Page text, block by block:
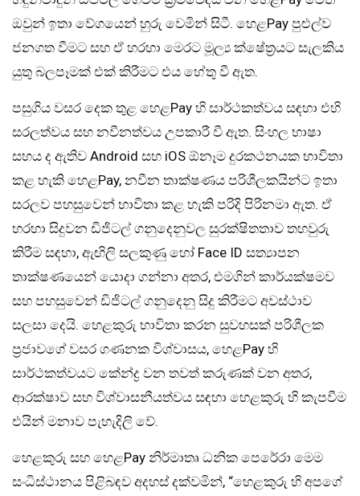
ඔවුන් ඉතා වේගයෙන් හුරු වෙමින් සිටී. හෙළPay පුළුල්ව
ජනගත වීමට සහ ඒ හරහා මෙරට මූල්‍ය ක්ෂේත්‍රයට සැලකිය
යුතු බලපෑමක් එක් කිරීමට එය හේතු වී ඇත.
පසුගිය වසර දෙක තුළ හෙළPay හි සාර්ථකත්වය සඳහා එහි
සරලත්වය සහ නවීනත්වය උපකාරී වී ඇත. සිංහල භාෂා
සහය ද ඇතිව Android සහ iOS ඕනෑම දුරකථනයක භාවිතා
කළ හැකි හෙළPay, නවීන තාක්ෂණය පරිශීලකයින්ට ඉතා
සරලව පහසුවෙන් භාවිතා කළ හැකි පරිදි පිරිනමා ඇත. ඒ
හරහා සිදුවන ඩිජිටල් ගනුදෙනුවල සුරක්ෂිතතාව තහවුරු
කිරීම සඳහා, ඇඟිලි සලකුණු හෝ Face ID සත්‍යාපන
තාක්ෂණයෙන් යොදා ගන්නා අතර, එමගින් කාර්යක්ෂමව
සහ පහසුවෙන් ඩිජිටල් ගනුදෙනු සිදු කිරීමට අවස්ථාව
සලසා දෙයි. හෙළකුරු භාවිතා කරන සුවහසක් පරිශීලක
ප්‍රජාවගේ වසර ගණනක විශ්වාසය, හෙළPay හි
සාර්ථකත්වයට කේන්ද්‍ර වන තවත් කරුණක් වන අතර,
ආරක්ෂාව සහ විශ්වාසනීයත්වය සඳහා හෙළකුරු හි කැපවීම
එයින් මනාව පැහැදිලි වේ.
හෙළකුරු සහ හෙළPay නිර්මාතෘ ධනික පෙරේරා මෙම
සංධිස්ථානය පිළිබඳව අදහස් දක්වමින්, “හෙළකුරු හි අපගේ